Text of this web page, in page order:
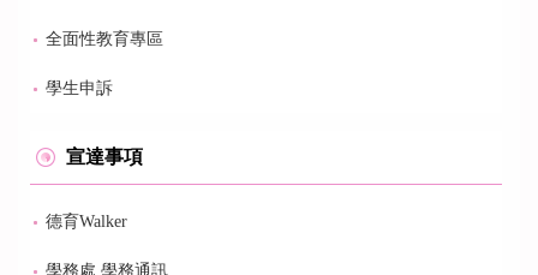
全面性教育專區
學生申訴
宣達事項
德育Walker
學務處 學務通訊